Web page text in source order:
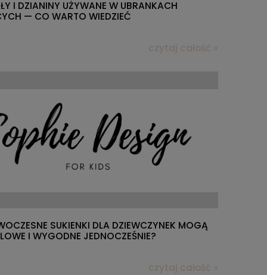
I DZIANINY UŻYWANE W UBRANKACH
— CO WARTO WIEDZIEĆ
czytaj całość »
SUKIENKI DLA DZIEWCZYNEK MOGĄ
I WYGODNE JEDNOCZEŚNIE?
czytaj całość »